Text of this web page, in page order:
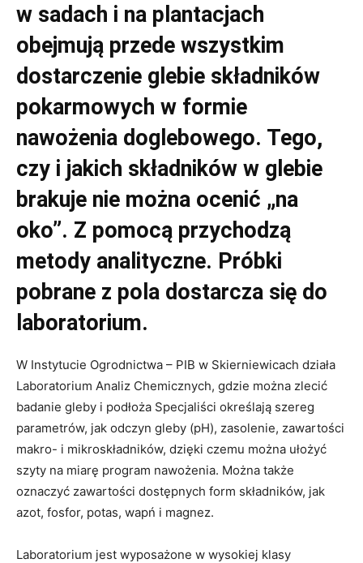
w sadach i na plantacjach
obejmują przede wszystkim
dostarczenie glebie składników
pokarmowych w formie
nawożenia doglebowego. Tego,
czy i jakich składników w glebie
brakuje nie można ocenić „na
oko”. Z pomocą przychodzą
metody analityczne. Próbki
pobrane z pola dostarcza się do
laboratorium.
W Instytucie Ogrodnictwa – PIB w Skierniewicach działa
Laboratorium Analiz Chemicznych, gdzie można zlecić
badanie gleby i podłoża Specjaliści określają szereg
parametrów, jak odczyn gleby (pH), zasolenie, zawartości
makro- i mikroskładników, dzięki czemu można ułożyć
szyty na miarę program nawożenia. Można także
oznaczyć zawartości dostępnych form składników, jak
azot, fosfor, potas, wapń i magnez.
Laboratorium jest wyposażone w wysokiej klasy